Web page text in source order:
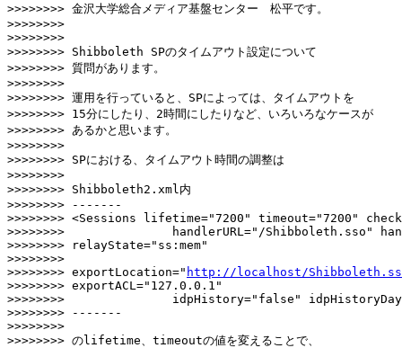
>>>>>>>> 金沢大学総合メディア基盤センター　松平です。
>>>>>>>>
>>>>>>>>
>>>>>>>> Shibboleth SPのタイムアウト設定について
>>>>>>>> 質問があります。
>>>>>>>>
>>>>>>>> 運用を行っていると、SPによっては、タイムアウトを
>>>>>>>> 15分にしたり、2時間にしたりなど、いろいろなケースが
>>>>>>>> あるかと思います。
>>>>>>>>
>>>>>>>> SPにおける、タイムアウト時間の調整は
>>>>>>>>
>>>>>>>> Shibboleth2.xml内
>>>>>>>> -------
>>>>>>>> <Sessions lifetime="7200" timeout="7200"
>>>>>>>>               handlerURL="/Shibboleth.sso"
>>>>>>>> relayState="ss:mem"
>>>>>>>>
>>>>>>>> exportLocation=" http://localhost/
>>>>>>>> exportACL="127.0.0.1"
>>>>>>>>               idpHistory="false"
>>>>>>>> -------
>>>>>>>>
>>>>>>>> のlifetime、timeoutの値を変えることで、